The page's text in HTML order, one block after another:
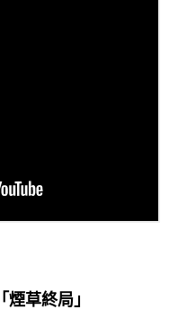
草終局」